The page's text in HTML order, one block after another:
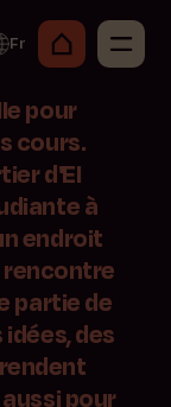
Fr
pour
cours.
d'El
à
endroit
rencontre
partie de
des
pour